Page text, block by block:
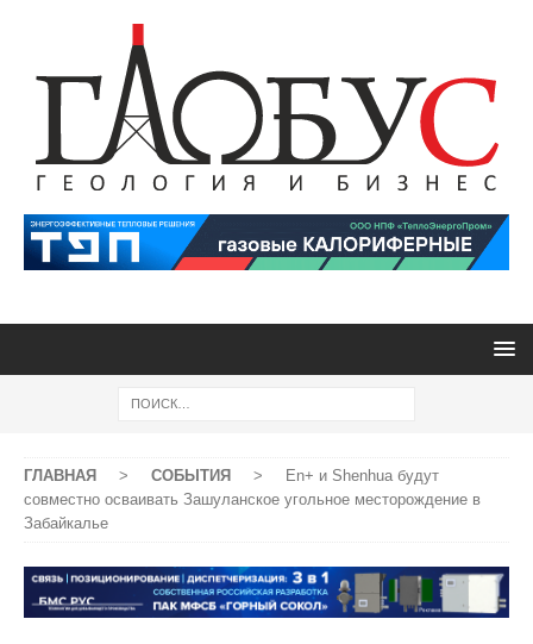
ГЛАВНАЯ > СОБЫТИЯ >
En+ и Shenhua будут
совместно осваивать Зашуланское угольное месторождение в
Забайкалье